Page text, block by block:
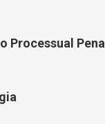
Processual Penal